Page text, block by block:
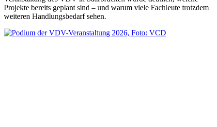
Projekte bereits geplant sind – und warum viele Fachleute trotzdem
weiteren Handlungsbedarf sehen.